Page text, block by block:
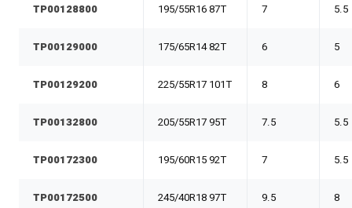
TP00128800 195/55R16 87T 7 5.5
TP00129000 175/65R14 82T 6 5
TP00129200 225/55R17 101T 8 6
TP00132800 205/55R17 95T 7.5 5.5
TP00172300 195/60R15 92T 7 5.5
TP00172500 245/40R18 97T 9.5 8